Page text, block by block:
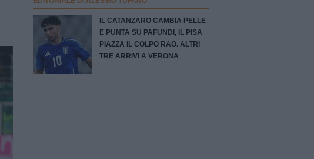
IL CATANZARO CAMBIA PELLE
E PUNTA SU PAFUNDI, IL PISA
PIAZZA IL COLPO RAO. ALTRI
TRE ARRIVI A VERONA